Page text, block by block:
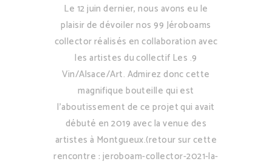
Le 12 juin dernier, nous avons eu le
plaisir de dévoiler nos 99 Jéroboams
collector réalisés en collaboration avec
les artistes du collectif Les .9
Vin/Alsace/Art. Admirez donc cette
magnifique bouteille qui est
l'aboutissement de ce projet qui avait
débuté en 2019 avec la venue des
artistes à Montgueux.(retour sur cette
rencontre : jeroboam-collector-2021-la-